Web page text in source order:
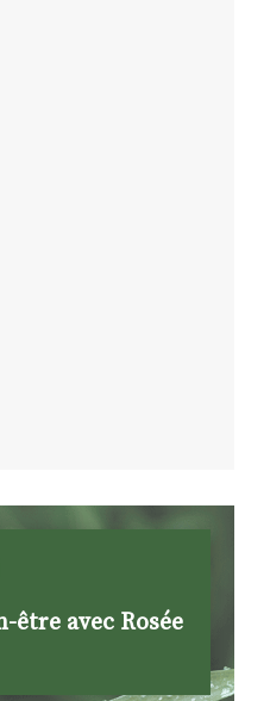
être avec Rosée